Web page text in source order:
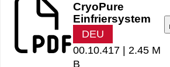
CryoPure
Einfriersystem
DEU
00.10.417 | 2.45 M
B